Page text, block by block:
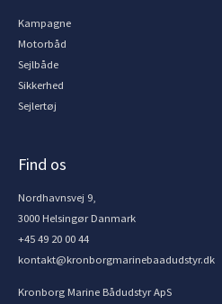
Kampagne
Motorbåd
Sejlbåde
Sikkerhed
Sejlertøj
Find os
Nordhavnsvej 9,
3000 Helsingør Danmark
+45 49 20 00 44
kontakt@kronborgmarinebaadudstyr.dk
Kronborg Marine Bådudstyr ApS